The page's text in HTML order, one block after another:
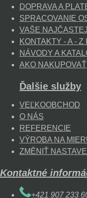
DOPRAVA A
SPRACOVANIE
VAŠE
KONTAKTY - A -
NÁVODY A
AKO NAKUPOVAŤ
Ďalšie služby
VEĽKOOBCHOD
O NÁS
REFERENCIE
VÝROBA NA
ZMĚNIŤ
Kontaktné
+421 907 233